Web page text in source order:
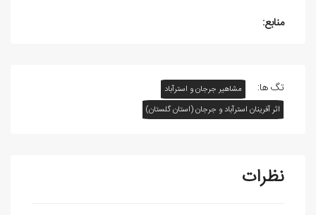
منابع:
تگ ها:
مشاهیر جرجان و استرآباد
اثر آفرينان استرآباد و جرجان (استان گلستان)
نظرات